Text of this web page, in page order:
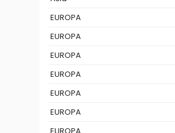
EUROPA
EUROPA
EUROPA
EUROPA
EUROPA
EUROPA
EUROPA